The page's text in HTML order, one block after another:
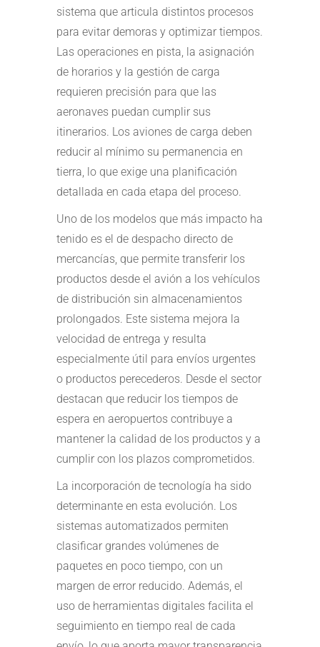
sistema que articula distintos procesos
para evitar demoras y optimizar tiempos.
Las operaciones en pista, la asignación
de horarios y la gestión de carga
requieren precisión para que las
aeronaves puedan cumplir sus
itinerarios. Los aviones de carga deben
reducir al mínimo su permanencia en
tierra, lo que exige una planificación
detallada en cada etapa del proceso.
Uno de los modelos que más impacto ha
tenido es el de despacho directo de
mercancías, que permite transferir los
productos desde el avión a los vehículos
de distribución sin almacenamientos
prolongados. Este sistema mejora la
velocidad de entrega y resulta
especialmente útil para envíos urgentes
o productos perecederos. Desde el sector
destacan que reducir los tiempos de
espera en aeropuertos contribuye a
mantener la calidad de los productos y a
cumplir con los plazos comprometidos.
La incorporación de tecnología ha sido
determinante en esta evolución. Los
sistemas automatizados permiten
clasificar grandes volúmenes de
paquetes en poco tiempo, con un
margen de error reducido. Además, el
uso de herramientas digitales facilita el
seguimiento en tiempo real de cada